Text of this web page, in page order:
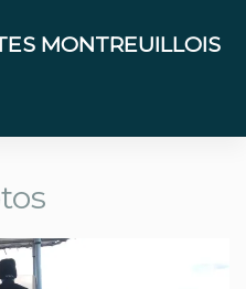
MONTREUILLOIS